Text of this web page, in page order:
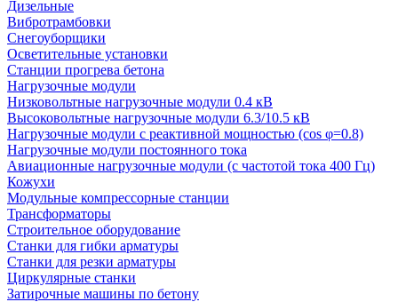
Дизельные
Вибротрамбовки
Снегоуборщики
Осветительные установки
Станции прогрева бетона
Нагрузочные модули
Низковольтные нагрузочные модули 0.4 кВ
Высоковольтные нагрузочные модули 6.3/10.5 кВ
Нагрузочные модули с реактивной мощностью (cos φ=0.8)
Нагрузочные модули постоянного тока
Авиационные нагрузочные модули (с частотой тока 400 Гц)
Кожухи
Модульные компрессорные станции
Трансформаторы
Строительное оборудование
Станки для гибки арматуры
Станки для резки арматуры
Циркулярные станки
Затирочные машины по бетону